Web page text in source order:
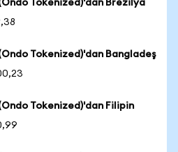
Tokenized)'dan Brezilya
Tokenized)'dan Bangladeş
Tokenized)'dan Filipin